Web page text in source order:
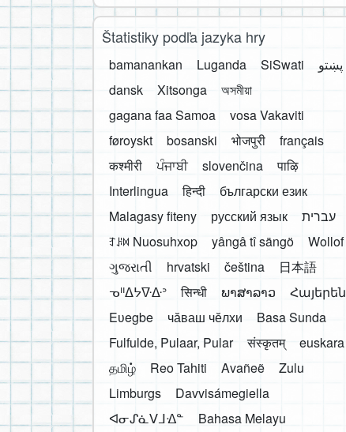
Štatistiky podľa jazyka hry
bamanankan Luganda SiSwati
پښتو
dansk
Xitsonga
অসমীয়া
gagana faa Samoa
vosa Vakaviti
føroyskt
bosanski भोजपुरी
français
कश्मीरी
ਪੰਜਾਬੀ slovenčina
पाऴि
Interlingua
हिन्दी
български език
Malagasy fiteny
русский язык
עברית
ꆈꌠ꒿ Nuosuhxop
yângâ tî sängö
Wollof
ગુજરાતી
hrvatski čeština
日本語
ᓀᐦᐃᔭᐍᐏᐣ
सिन्धी ພາສາລາວ
Հայերեն
Eʋegbe
чӑваш чӗлхи
Basa Sunda
Fulfulde, Pulaar, Pular
संस्कृतम्
euskara
தமிழ்
Reo Tahiti Avañeẽ
Zulu
Limburgs
Davvisámegiella
ᐊᓂᔑᓈᐯᒧᐎᓐ
Bahasa Melayu